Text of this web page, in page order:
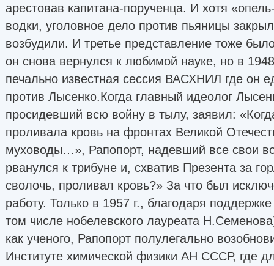
арестовав капитана-порученца. И хотя
водки, уголовное дело против пьяницы
возбудили. И третье представление тоже
он снова вернулся к любимой науке, но в
печально известная сессия ВАСХНИЛ где он
против Лысенко.Когда главный идеолог
просидевший всю войну в тылу, заявил:
проливала кровь на фронтах Великой
муховоды…», Рапопорт, надевший все свои
рванулся к трибуне и, схватив Презента за
сволочь, проливал кровь?» За что был
работу. Только в 1957 г., благодаря
том числе нобелевского лауреата
как ученого, Рапопорт полулегально
Институте химической физики АН СССР, где